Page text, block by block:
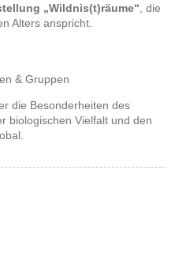
„Wildnis(t)räume“ , die
Alters anspricht.
& Gruppen
die Besonderheiten des
biologischen Vielfalt und den